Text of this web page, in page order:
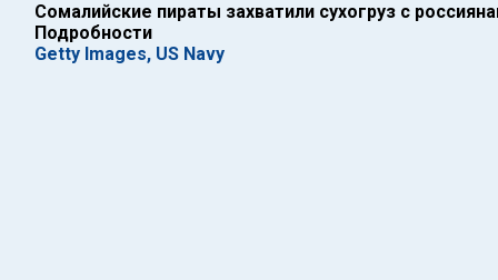
Сомалийские пираты захватили сухогруз с
Подробности
Getty Images, US Navy